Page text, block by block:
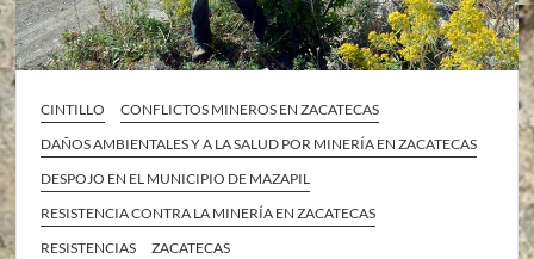
CINTILLO
CONFLICTOS MINEROS EN ZACATECAS
DAÑOS AMBIENTALES Y A LA SALUD POR MINERÍA EN ZACATECAS
DESPOJO EN EL MUNICIPIO DE MAZAPIL
RESISTENCIA CONTRA LA MINERÍA EN ZACATECAS
RESISTENCIAS
ZACATECAS